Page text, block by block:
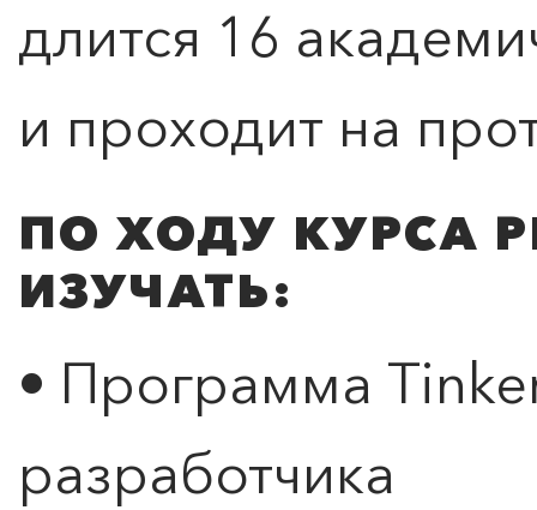
длится 16
и проходит на
ПО ХОДУ КУРСА
ИЗУЧАТЬ:
• Программа
разработчика